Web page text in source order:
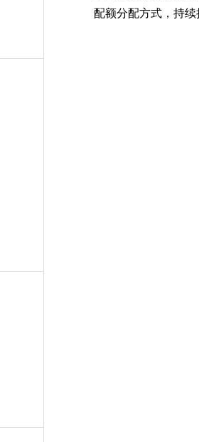
配额分配方式，持